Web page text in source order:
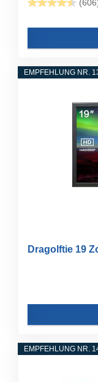
EMPFEHLUNG NR.
Dragolftie 19
EMPFEHLUNG NR.